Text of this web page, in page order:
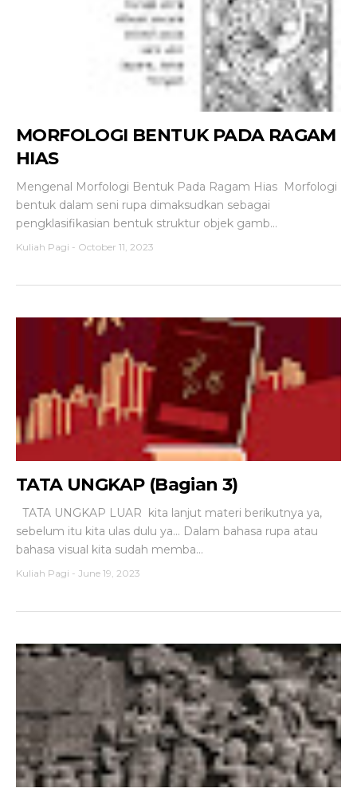
MORFOLOGI BENTUK PADA RAGAM
HIAS
Mengenal Morfologi Bentuk Pada Ragam Hias Morfologi
bentuk dalam seni rupa dimaksudkan sebagai
pengklasifikasian bentuk struktur objek gamb...
Kuliah Pagi - October 11, 2023
TATA UNGKAP (Bagian 3)
TATA UNGKAP LUAR kita lanjut materi berikutnya ya,
sebelum itu kita ulas dulu ya... Dalam bahasa rupa atau
bahasa visual kita sudah memba...
Kuliah Pagi - June 19, 2023